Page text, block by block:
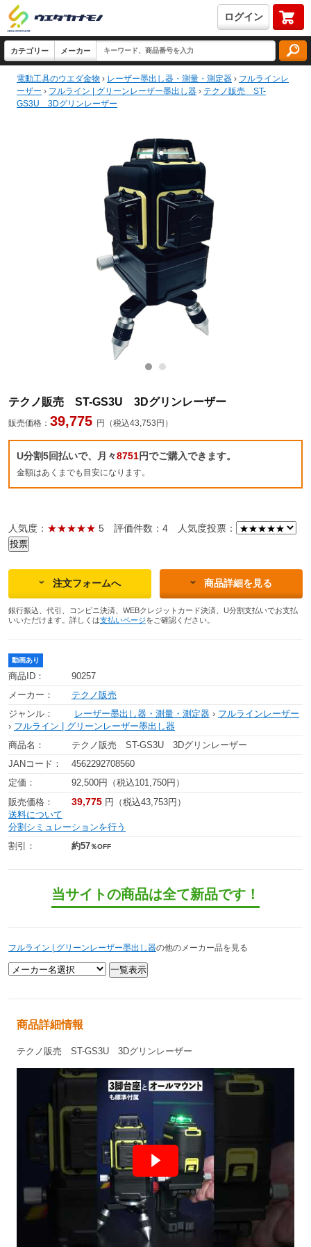
ログイン
電動工具のウエダ金物 › レーザー墨出し器・測量・測定器 › フルラインレ
ーザー › フルライン | グリーンレーザー墨出し器 › テクノ販売 ST-
GS3U 3Dグリンレーザー
テクノ販売 ST-GS3U 3Dグリンレーザー
販売価格： 39,775 円（税込43,753円）
U分割5回払いで、月々8751円でご購入できます。
金額はあくまでも目安になります。
人気度： ★★★★★ 5 評価件数：4 人気度投票：
注文フォームへ 商品詳細を見る
銀行振込、代引、コンビニ決済、WEBクレジットカード決済、U分割支払いでお支払
いいただけます。詳しくは支払いページをご確認ください。
動画あり
商品ID：
90257
メーカー：
テクノ販売
ジャンル：
レーザー墨出し器・測量・測定器 › フルラインレーザー
› フルライン | グリーンレーザー墨出し器
商品名：
テクノ販売 ST-GS3U 3Dグリンレーザー
JANコード：
4562292708560
定価：
92,500円（税込101,750円）
販売価格：
39,775 円（税込43,753円）
送料について
分割シミュレーションを行う
割引：
約57％OFF
当サイトの商品は全て新品です！
フルライン | グリーンレーザー墨出し器の他のメーカー品を見る
商品詳細情報
テクノ販売 ST-GS3U 3Dグリンレーザー